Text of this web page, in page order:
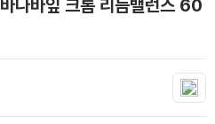
나바잎 크롬 리듬밸런스 60